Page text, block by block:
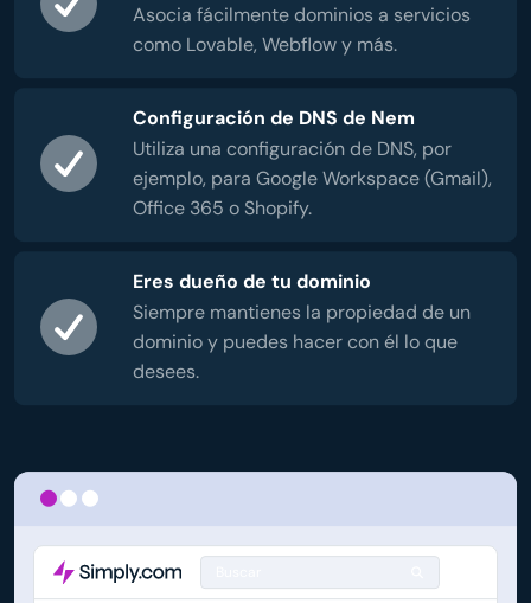
Asocia fácilmente dominios a servicios
como Lovable, Webflow y más.
Configuración de DNS de Nem
Utiliza una configuración de DNS, por
ejemplo, para Google Workspace (Gmail),
Office 365 o Shopify.
Eres dueño de tu dominio
Siempre mantienes la propiedad de un
dominio y puedes hacer con él lo que
desees.